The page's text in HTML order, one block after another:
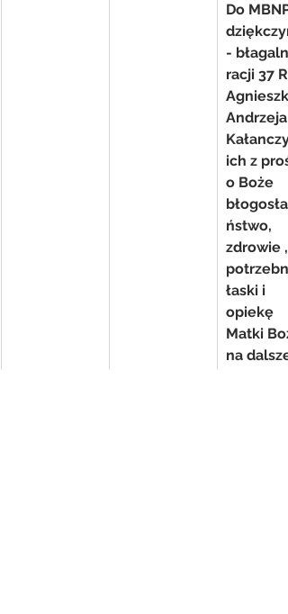
Do MBNP
-
racji 37
Andrzeja
ich z
o Boże
ństwo,
zdrowie ,
łaski i
opiekę
Matki
na dalsze